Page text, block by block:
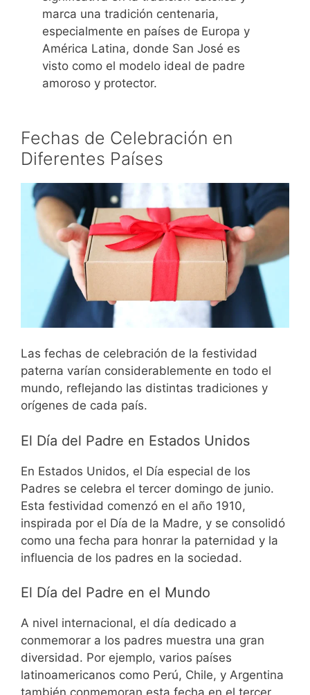
marca una tradición centenaria,
especialmente en países de Europa y
América Latina, donde San José es
visto como el modelo ideal de padre
amoroso y protector.
Fechas de Celebración en
Diferentes Países
Las fechas de celebración de la festividad
paterna varían considerablemente en todo el
mundo, reflejando las distintas tradiciones y
orígenes de cada país.
El Día del Padre en Estados Unidos
En Estados Unidos, el Día especial de los
Padres se celebra el tercer domingo de junio.
Esta festividad comenzó en el año 1910,
inspirada por el Día de la Madre, y se consolidó
como una fecha para honrar la paternidad y la
influencia de los padres en la sociedad.
El Día del Padre en el Mundo
A nivel internacional, el día dedicado a
conmemorar a los padres muestra una gran
diversidad. Por ejemplo, varios países
latinoamericanos como Perú, Chile, y Argentina